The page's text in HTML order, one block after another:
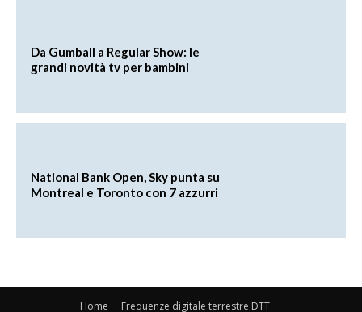
Da Gumball a Regular Show: le
grandi novità tv per bambini
National Bank Open, Sky punta su
Montreal e Toronto con 7 azzurri
Home Frequenze digitale terrestre DTT